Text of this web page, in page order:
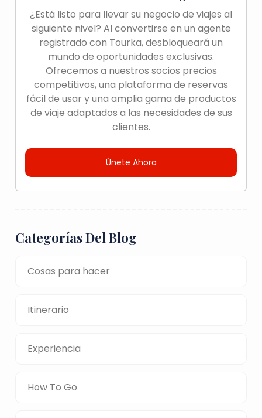
¿Está listo para llevar su negocio de viajes al
siguiente nivel? Al convertirse en un agente
registrado con Tourka, desbloqueará un
mundo de oportunidades exclusivas.
Ofrecemos a nuestros socios precios
competitivos, una plataforma de reservas
fácil de usar y una amplia gama de productos
de viaje adaptados a las necesidades de sus
clientes.
Únete Ahora
Categorías Del Blog
Cosas para hacer
Itinerario
Experiencia
How To Go